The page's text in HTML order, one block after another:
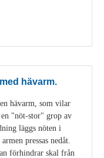
hävarm.
hävarm, som vilar
"nöt-stor" grop av
läggs nöten i
pressas nedåt.
förhindrar skal från